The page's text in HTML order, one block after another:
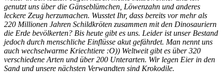
genutzt uns über die Gänseblümchen, Löwenzahn und anderes
leckere Zeug herzumachen. Wusstet Ihr, dass bereits vor mehr als
220 Millionen Jahren Schildkröten zusammen mit den Dinosauriern
die Erde bevölkerten? Bis heute gibt es uns. Leider ist unser Bestand
jedoch durch menschliche Einflüsse akut gefährdet. Man nennt uns
auch wechselwarme Kriechtiere :O)) Weltweit gibt es über 320
verschiedene Arten und über 200 Unterarten. Wir legen Eier in den
Sand und unsere nächsten Verwandten sind Krokodile.